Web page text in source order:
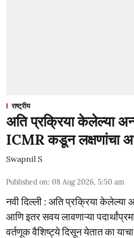
राष्ट्रीय
अति प्रक्रिया केलेल्या
ICMR कडून लक्षणांचा
Swapnil S
Published on: 08 Aug 2026, 5:50 am
नवी दिल्ली : अति प्रक्रिया केलेल्या
आणि इतर सवय लावणाऱ्या
वर्तणूक वैशिष्ट्ये दिसून येतात का